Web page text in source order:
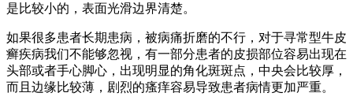
是比较小的，表面光滑边界清楚。
如果很多患者长期患病，被病痛折磨的不行，对于寻常型牛皮
癣疾病我们不能够忽视，有一部分患者的皮损部位容易出现在
头部或者手心脚心，出现明显的角化斑斑点，中央会比较厚，
而且边缘比较薄，剧烈的瘙痒容易导致患者病情更加严重。